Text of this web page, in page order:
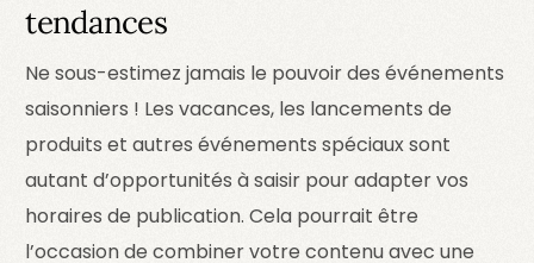
tendances
Ne sous-estimez jamais le pouvoir des événements
saisonniers ! Les vacances, les lancements de
produits et autres événements spéciaux sont
autant d’opportunités à saisir pour adapter vos
horaires de publication. Cela pourrait être
l’occasion de combiner votre contenu avec une